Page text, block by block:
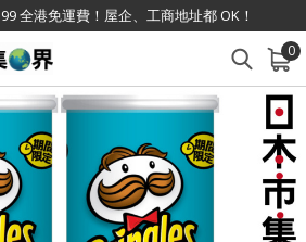
全港免運費！屋企、工商地址都 OK！
0
查看